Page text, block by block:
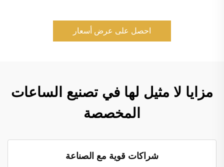
احصل على عرض أسعار
مزايا لا مثيل لها في تصنيع الساعات
المخصصة
شراكات قوية مع الصناعة